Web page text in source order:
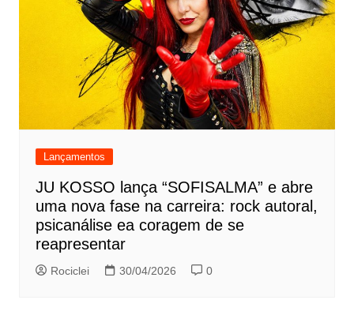
Lançamentos
JU KOSSO lança “SOFISALMA” e abre
uma nova fase na carreira: rock autoral,
psicanálise ea coragem de se
reapresentar
Rociclei 30/04/2026 0